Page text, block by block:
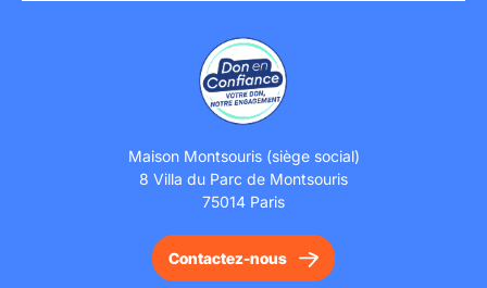
Maison Montsouris (siège social)
8 Villa du Parc de Montsouris
75014 Paris
Contactez-nous